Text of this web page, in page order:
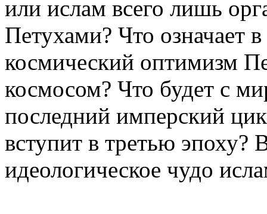
или ислам всего лишь
Петухами? Что означает
космический оптимизм
космосом? Что будет с
последний имперский
вступит в третью эпоху?
идеологическое чудо